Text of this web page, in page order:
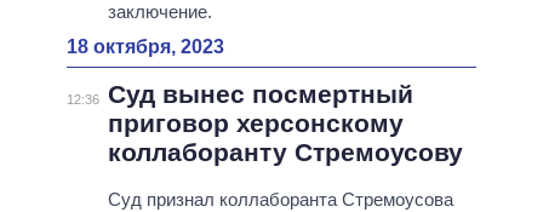
заключение.
18 октября, 2023
12:36 Суд вынес посмертный
приговор херсонскому
коллаборанту Стремоусову
Суд признал коллаборанта Стремоусова